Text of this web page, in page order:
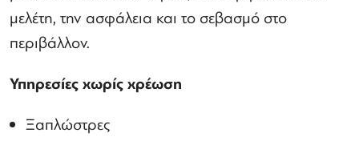
μελέτη, την ασφάλεια και το σεβασμό στο
περιβάλλον.
Υπηρεσίες χωρίς χρέωση
Ξαπλώστρες